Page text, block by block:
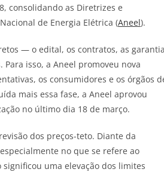
consolidando as Diretrizes e
de Energia Elétrica (Aneel).
— o edital, os contratos, as
isso, a Aneel promoveu nova
os consumidores e os órgãos
mais essa fase, a Aneel aprovou
no último dia 18 de março.
dos preços-teto. Diante da
no que se refere ao
significou uma elevação dos limites